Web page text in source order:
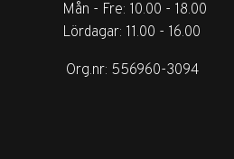
Mån - Fre: 10.00 - 18.00
Lördagar: 11.00 - 16.00
Org.nr: 556960-3094